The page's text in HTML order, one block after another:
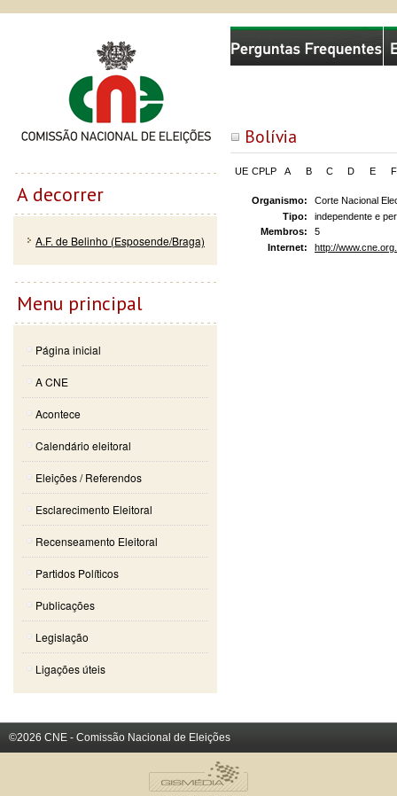
Bolívia
UE CPLP A B C D E F
Organismo:
Corte Nacional
Tipo:
independente e
Membros:
5
Internet:
http://
Comissão Nacional de Eleições
A decorrer
A.F. de Belinho (Esposende/Braga)
Menu principal
Página inicial
A CNE
Acontece
Calendário eleitoral
Eleições / Referendos
Esclarecimento Eleitoral
Recenseamento Eleitoral
Partidos Políticos
Publicações
Legislação
Ligações úteis
©2026 CNE - Comissão Nacional de Eleições